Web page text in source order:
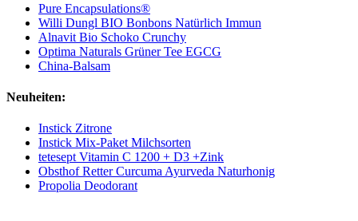
Pure Encapsulations®
Willi Dungl BIO Bonbons Natürlich Immun
Alnavit Bio Schoko Crunchy
Optima Naturals Grüner Tee EGCG
China-Balsam
Neuheiten:
Instick Zitrone
Instick Mix-Paket Milchsorten
tetesept Vitamin C 1200 + D3 +Zink
Obsthof Retter Curcuma Ayurveda Naturhonig
Propolia Deodorant